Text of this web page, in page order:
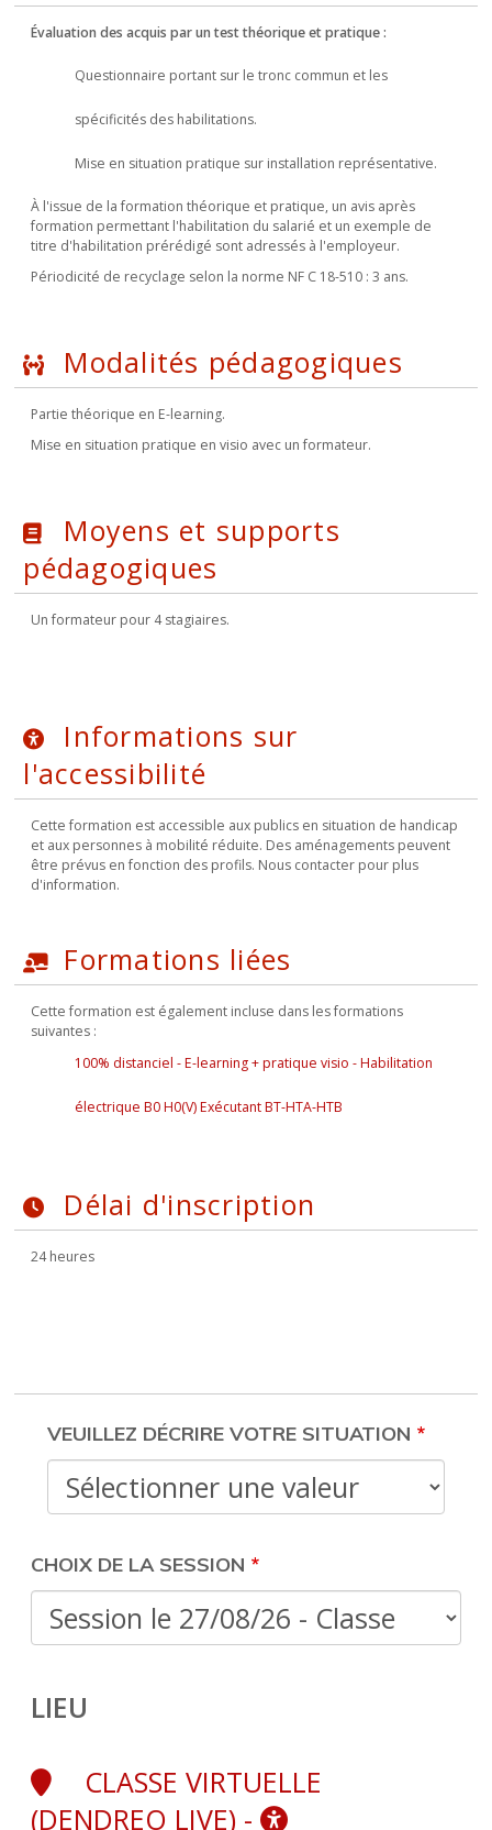
Évaluation des acquis par un test théorique et pratique :
Questionnaire portant sur le tronc commun et les
spécificités des habilitations.
Mise en situation pratique sur installation représentative.
À l'issue de la formation théorique et pratique, un avis après
formation permettant l'habilitation du salarié et un exemple de
titre d'habilitation prérédigé sont adressés à l'employeur.
Périodicité de recyclage selon la norme NF C 18-510 : 3 ans.
Modalités pédagogiques
Partie théorique en E-learning.
Mise en situation pratique en visio avec un formateur.
Moyens et supports
pédagogiques
Un formateur pour 4 stagiaires.
Informations sur
l'accessibilité
Cette formation est accessible aux publics en situation de handicap
et aux personnes à mobilité réduite. Des aménagements peuvent
être prévus en fonction des profils. Nous contacter pour plus
d'information.
Formations liées
Cette formation est également incluse dans les formations
suivantes :
100% distanciel - E-learning + pratique visio - Habilitation
électrique B0 H0(V) Exécutant BT-HTA-HTB
Délai d'inscription
24 heures
VEUILLEZ DÉCRIRE VOTRE SITUATION
CHOIX DE LA SESSION
LIEU
(DENDREO LIVE) -